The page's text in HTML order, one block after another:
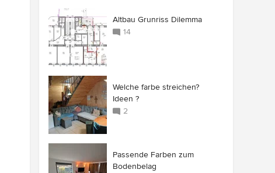
Altbau Grunriss Dilemma
14
Welche farbe streichen?
Ideen ?
2
Passende Farben zum
Bodenbelag